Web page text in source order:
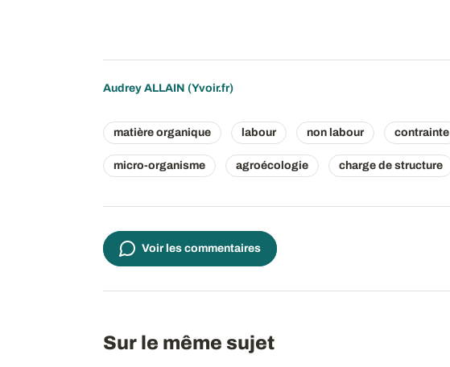
Audrey ALLAIN (Yvoir.fr)
matière organique labour non labour contrainte
micro-organisme agroécologie charge de structure
Voir les commentaires
Sur le même sujet